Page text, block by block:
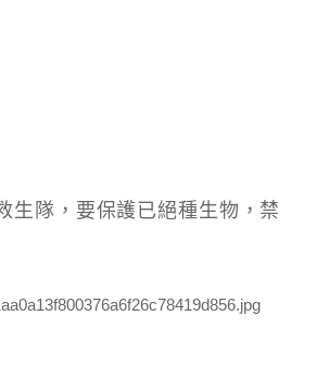
生隊，要保護已絕種生物，禁